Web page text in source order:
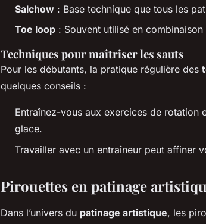
Salchow : Base technique que tous les
Toe loop : Souvent utilisé en
Techniques pour maîtriser les sauts
Pour les débutants, la pratique régulière des
quelques conseils :
Entraînez-vous aux exercices de rotation
glace.
Travailler avec un entraîneur peut affiner
Pirouettes en patinage
Dans l’univers du patinage artistique, les